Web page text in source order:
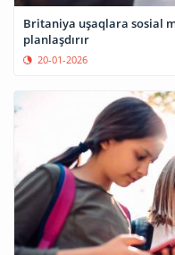
Britaniya uşaqlara sosial
planlaşdırır
20-01-2026